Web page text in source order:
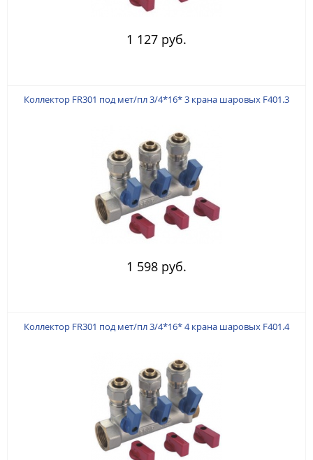
1 127 руб.
Коллектор FR301 под мет/пл 3/4*16* 3 крана шаровых F401.3
1 598 руб.
Коллектор FR301 под мет/пл 3/4*16* 4 крана шаровых F401.4